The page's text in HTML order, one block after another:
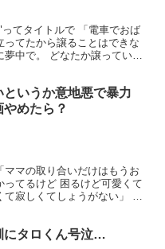
てタイトルで 「電車でおば
てたから譲ることはできな
中で。 どなたか譲っていた
というか意地悪で暴力
めたら？
マの取り合いだけはもうお
てるけど 困るけど可愛くて
寂しくてしょうがない」 っ
にタロくん号泣…